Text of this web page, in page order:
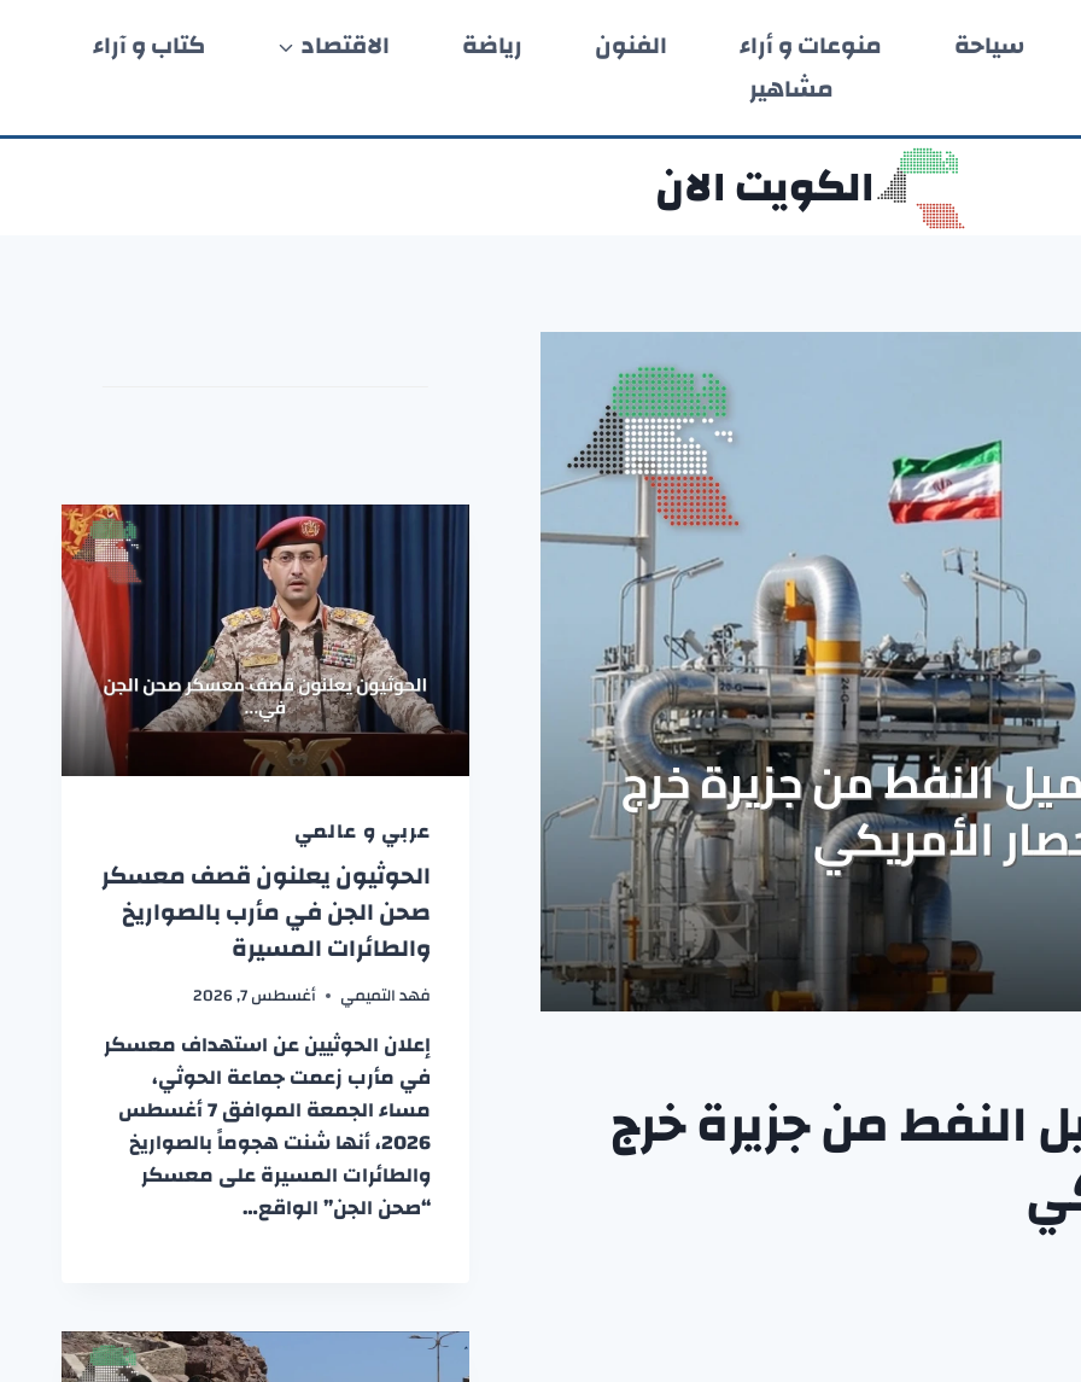
سياحة منوعات و أراء الفنون رياضة الاقتصاد
كتاب و آراء
مشاهير
الكويت الان
النفط من جزيرة خرج
عربي و عالمي
الحوثيون يعلنون قصف معسكر
صحن الجن في مأرب بالصواريخ
والطائرات المسيرة
فهد التميمي أغسطس 7, 2026
إعلان الحوثيين عن استهداف معسكر
في مأرب زعمت جماعة الحوثي،
مساء الجمعة الموافق 7 أغسطس
2026، أنها شنت هجوماً بالصواريخ
والطائرات المسيرة على معسكر
“صحن الجن” الواقع…